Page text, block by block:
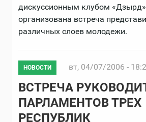
дискуссионным клубом
организована встреча
различных слоев молодежи.
НОВОСТИ вт, 04/07/2006 -
ВСТРЕЧА
ПАРЛАМЕНТОВ ТРЕХ
РЕСПУБЛИК